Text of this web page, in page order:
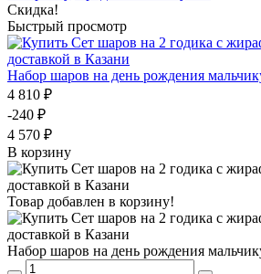
Скидка!
Быстрый просмотр
Набор шаров на день рождения
4 810 ₽
-240 ₽
4 570 ₽
В корзину
Товар добавлен в корзину!
Набор шаров на день рождения